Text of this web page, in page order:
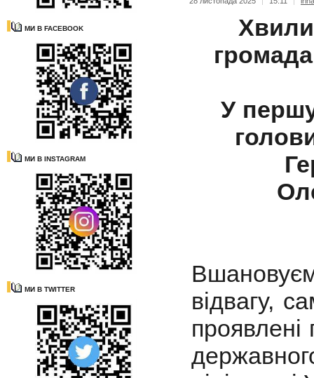
МИ В FACEBOOK
МИ В INSTAGRAM
МИ В TWITTER
У
відвагу,
проявлені